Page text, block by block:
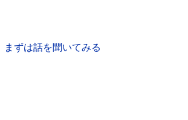
まずは話を聞いてみる